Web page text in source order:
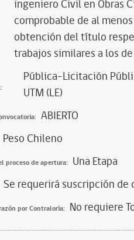
ingeniero Civil en Obras
comprobable de al
obtención del título
trabajos similares a los
Pública-Licitación
UTM (LE)
ABIERTO
Peso Chileno
proceso de apertura: Una Etapa
Se requerirá suscripción
por Contraloría: No requiere